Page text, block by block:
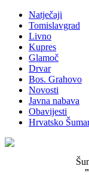
Natječaji
Tomislavgrad
Livno
Kupres
Glamoč
Drvar
Bos. Grahovo
Novosti
Javna nabava
Obavijesti
Hrvatsko